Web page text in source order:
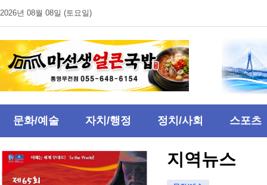
2026년 08월 08일 (토요일)
문화/예술 자치/행정 정치/사회 스포츠
지역뉴스